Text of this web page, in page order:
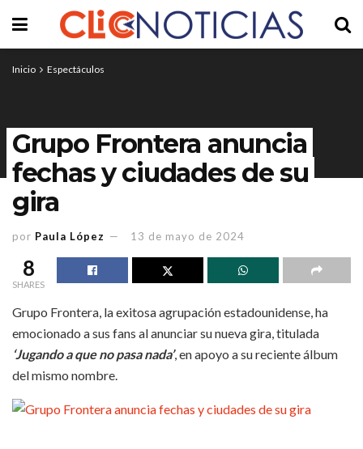
Inicio Espectáculos
Grupo Frontera anuncia
fechas y ciudades de su
gira
por Paula López 13 de mayo de 2024
8
SHARES
Grupo Frontera, la exitosa agrupación estadounidense, ha
emocionado a sus fans al anunciar su nueva gira, titulada
‘Jugando a que no pasa nada’, en apoyo a su reciente álbum
del mismo nombre.